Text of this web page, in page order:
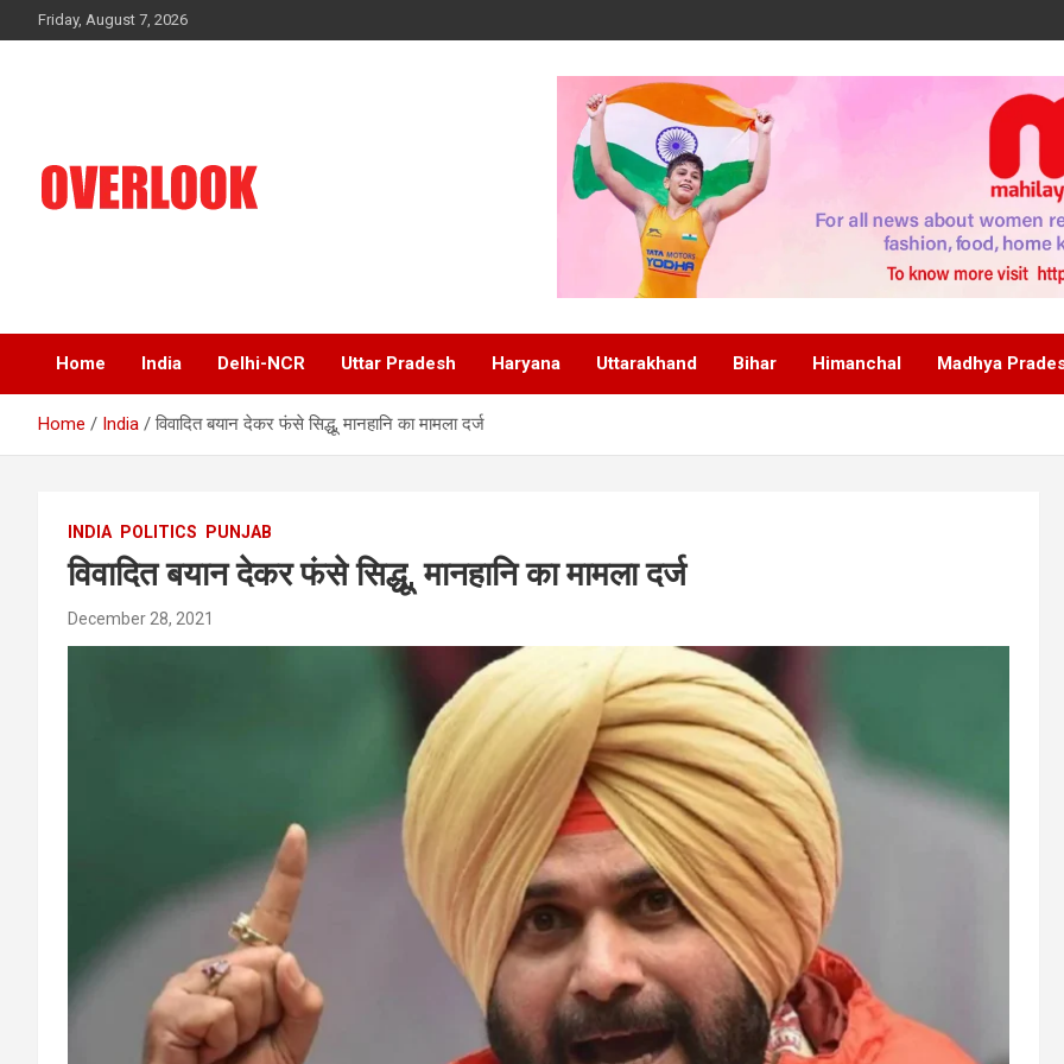
to
Friday, August 7, 2026
Home India Delhi-NCR Uttar Pradesh Haryana Uttarakhand Bihar Himanchal Madhya
Home India विवादित बयान देकर फंसे सिद्धू, मानहानि का मामला दर्ज
INDIA POLITICS PUNJAB
विवादित बयान देकर फंसे सिद्धू, मानहानि का मामला दर्ज
December 28, 2021